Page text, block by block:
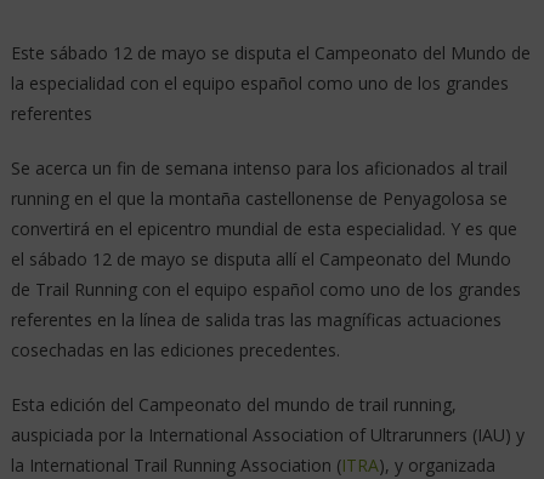
Este sábado 12 de mayo se disputa el Campeonato del Mundo de
la especialidad con el equipo español como uno de los grandes
referentes
Se acerca un fin de semana intenso para los aficionados al trail
running en el que la montaña castellonense de Penyagolosa se
convertirá en el epicentro mundial de esta especialidad. Y es que
el sábado 12 de mayo se disputa allí el Campeonato del Mundo
de Trail Running con el equipo español como uno de los grandes
referentes en la línea de salida tras las magníficas actuaciones
cosechadas en las ediciones precedentes.
Esta edición del Campeonato del mundo de trail running,
auspiciada por la International Association of Ultrarunners (IAU) y
la International Trail Running Association (ITRA), y organizada